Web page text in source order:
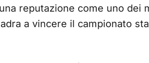
reputazione come uno dei
a vincere il campionato